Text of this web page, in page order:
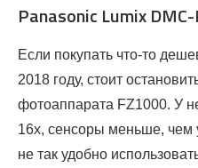
Panasonic Lumix
Если покупать что-то
2018 году, стоит
фотоаппарата FZ1000. У
16х, сенсоры меньше,
не так удобно